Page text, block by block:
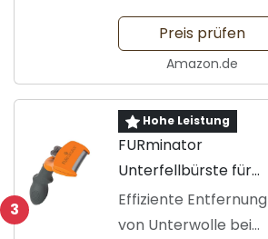
Preis prüfen
Amazon.de
3
Hohe Leistung
FURminator
Unterfellbürste für
Hunde Größe M
Effiziente Entfernung
von Unterwolle bei